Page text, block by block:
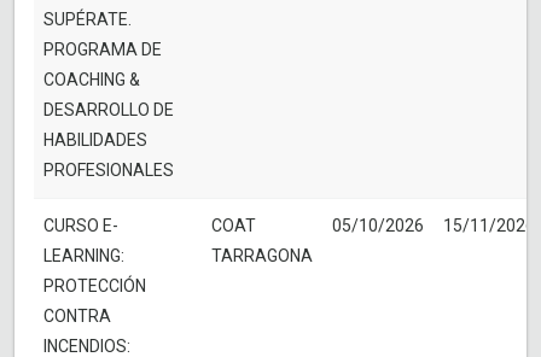
SUPÉRATE.
PROGRAMA DE
COACHING &
DESARROLLO DE
HABILIDADES
PROFESIONALES
CURSO E-
LEARNING:
PROTECCIÓN
CONTRA
INCENDIOS:
COAT
TARRAGONA
05/10/2026 15/11/2026